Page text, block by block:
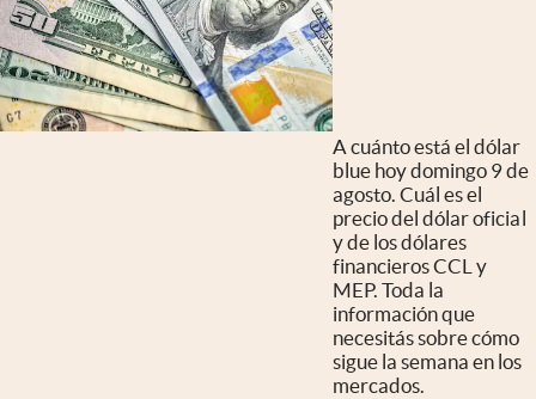
A cuánto está el dólar
blue hoy domingo 9 de
agosto. Cuál es el
precio del dólar oficial
y de los dólares
financieros CCL y
MEP. Toda la
información que
necesitás sobre cómo
sigue la semana en los
mercados.